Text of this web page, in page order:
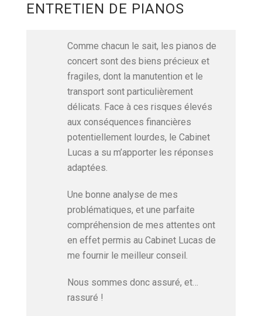
ENTRETIEN DE PIANOS
Comme chacun le sait, les pianos de
concert sont des biens précieux et
fragiles, dont la manutention et le
transport sont particulièrement
délicats. Face à ces risques élevés
aux conséquences financières
potentiellement lourdes, le Cabinet
Lucas a su m’apporter les réponses
adaptées.
Une bonne analyse de mes
problématiques, et une parfaite
compréhension de mes attentes ont
en effet permis au Cabinet Lucas de
me fournir le meilleur conseil.
Nous sommes donc assuré, et…
rassuré !